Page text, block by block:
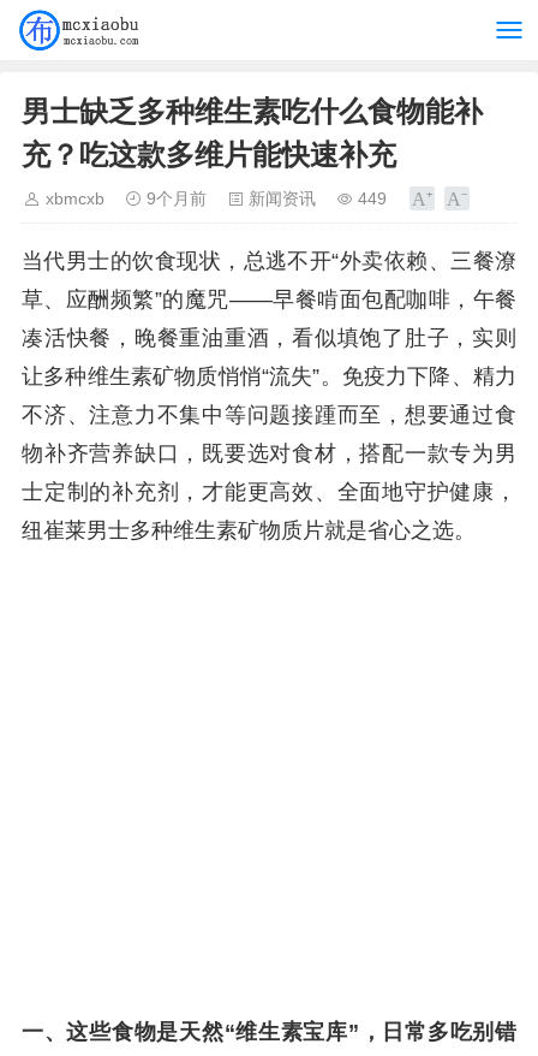
男士缺乏多种维生素吃什么食物能补
充？吃这款多维片能快速补充
xbmcxb 9个月前 新闻资讯 449
当代男士的饮食现状，总逃不开“外卖依赖、三餐潦
草、应酬频繁”的魔咒——早餐啃面包配咖啡，午餐
凑活快餐，晚餐重油重酒，看似填饱了肚子，实则
让多种维生素矿物质悄悄“流失”。免疫力下降、精力
不济、注意力不集中等问题接踵而至，想要通过食
物补齐营养缺口，既要选对食材，搭配一款专为男
士定制的补充剂，才能更高效、全面地守护健康，
纽崔莱男士多种维生素矿物质片就是省心之选。
一、这些食物是天然“维生素宝库”，日常多吃别错